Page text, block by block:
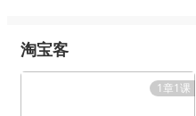
淘宝客
1章1课